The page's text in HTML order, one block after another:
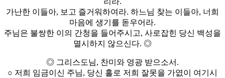
가난한 이들아, 보고 즐거워하여라. 하느님 찾는 이들아, 너희
마음에 생기를 돋우어라.
주님은 불쌍한 이의 간청을 들어주시고, 사로잡힌 당신 백성을
멸시하지 않으신다. ◎
◎ 그리스도님, 찬미와 영광 받으소서.
○ 저희 임금이신 주님, 당신 홀로 저희 잘못을 가엾이 여기시